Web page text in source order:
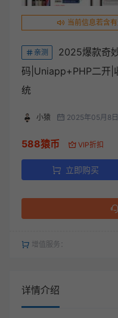
当前信息若含
亲测
2025爆款奇
码|Uniapp+PHP二开|
统
小猿 2025年05月8日
588猿币 VIP折扣
立即购买
增值服务：
详情介绍